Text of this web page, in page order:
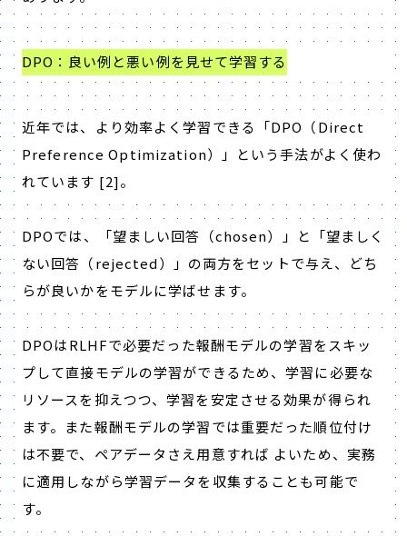
DPO：良い例と悪い例を見せて学習する
近年では、より効率よく学習できる「DPO （Direct
Preference Optimization）」という手法がよく使わ
れています [2]。
DPOでは、「望ましい回答（chosen）」と「望ましく
ない回答（rejected）」の両方をセットで与え、どち
らが良いかをモデルに学ばせます。
DPOはRLHFで必要だった報酬モデルの学習をスキッ
プして直接モデルの学習ができるため、学習に必要な
リソースを抑えつつ、学習を安定させる効果が得られ
ます。また報酬モデルの学習では重要だった順位付け
は不要で、ペアデータさえ用意すれば よいため、実務
に適用しながら学習データを収集することも可能で
す。